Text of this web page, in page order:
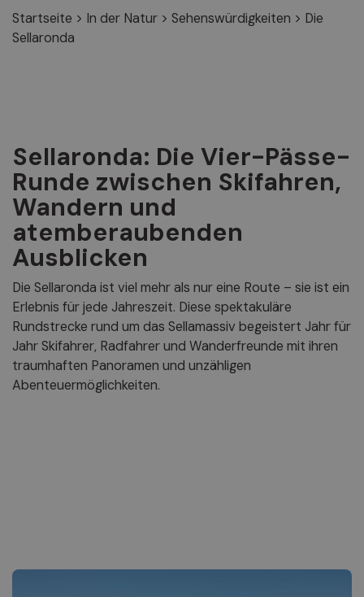
Startseite > In der Natur > Sehenswürdigkeiten > Die
Sellaronda
Sellaronda: Die Vier-Pässe-
Runde zwischen Skifahren,
Wandern und
atemberaubenden
Ausblicken
Die Sellaronda ist viel mehr als nur eine Route – sie ist ein
Erlebnis für jede Jahreszeit. Diese spektakuläre
Rundstrecke rund um das Sellamassiv begeistert Jahr für
Jahr Skifahrer, Radfahrer und Wanderfreunde mit ihren
traumhaften Panoramen und unzähligen
Abenteuermöglichkeiten.